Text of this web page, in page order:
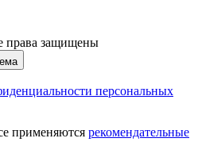
защищены
персональных
применяются рекомендательные